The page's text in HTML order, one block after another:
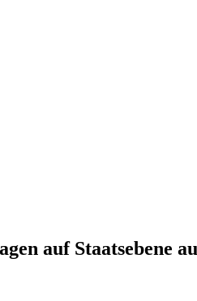
auf Staatsebene